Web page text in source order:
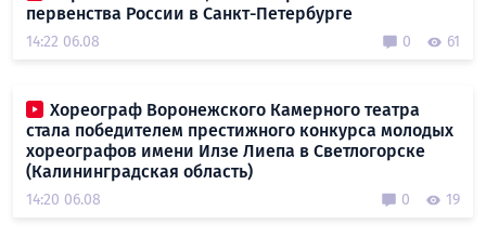
первенства России в Санкт-Петербурге
14:22 06.08 0 61
Хореограф Воронежского Камерного театра
стала победителем престижного конкурса молодых
хореографов имени Илзе Лиепа в Светлогорске
(Калининградская область)
14:20 06.08 0 19